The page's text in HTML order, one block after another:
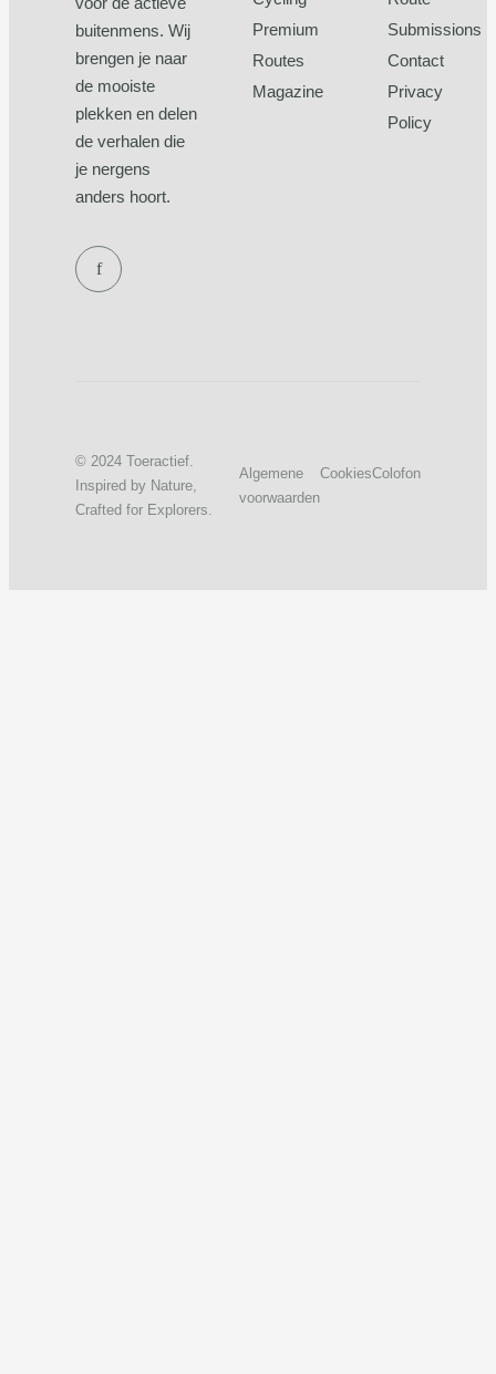
buitenmens. Wij
brengen je naar
de mooiste
plekken en delen
de verhalen die
je nergens
anders hoort.
f
Premium
Routes
Magazine
Submissions
Contact
Privacy
Policy
© 2024 Toeractief.
Inspired by Nature,
Crafted for Explorers.
Algemene
voorwaarden
CookiesColofon